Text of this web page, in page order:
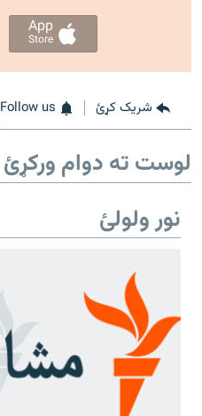
App
Store
شریک کړئ Follow us
لوست ته دوام ورکړئ
نور ولولئ